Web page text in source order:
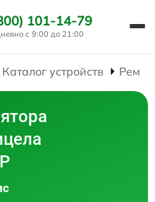
101-14-79
с 9:00 до 21:00
Каталог устройств